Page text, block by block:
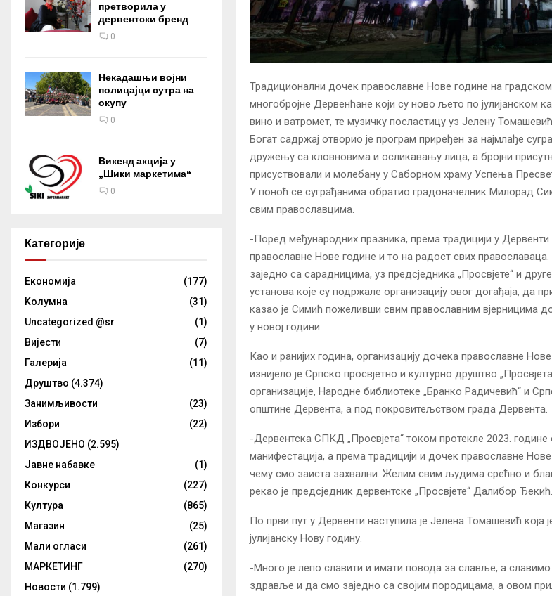
Традиционални дочек православне Нове године на градском
многобројне Дервенћане који су ново љето по јулијанском
вино и ватромет, те музичку посластицу уз Јелену
Богат садржај отворио је програм приређен за најмлађе
дружењу са кловновима и осликавању лица, а бројни
присуствовали и молебану у Саборном храму Успења
У поноћ се суграђанима обратио градоначелник Милорад
свим православцима.
-Поред међународних празника, према традицији у Дервенти
православне Нове године и то на радост свих
заједно са сарадницима, уз предсједника „Просвјете“ и
установа које су подржале организацију овог догађаја, да
казао је Симић пожеливши свим православним вјерницима
у новој години.
Као и ранијих година, организацију дочека православне
изнијело је Српско просвјетно и културно друштво
организације, Народне библиотеке „Бранко Радичевић“ и
општине Дервента, а под покровитељством града Дервента.
-Дервентска СПКД „Просвјета“ током протекле 2023. године
манифестација, а према традицији и дочек православне
чему смо заиста захвални. Желим свим људима срећно и
рекао је предсједник дервентске „Просвјете“ Далибор Ђекић.
По први пут у Дервенти наступила је Јелена Томашевић која
јулијанску Нову годину.
-Много је лепо славити и имати повода за славље, а
здравље и да смо заједно са својим породицама, а овом
претворила у
дервентски бренд
0
Некадашњи војни
полицајци сутра на
окупу
0
Викенд акција у
„Шики маркетима“
0
Категорије
Eкономија
(177)
Kолумнa
(31)
Uncategorized @sr
(1)
Вијести
(7)
Галерија
(11)
Друштво (4.374)
Занимљивости
(23)
Избори
(22)
ИЗДВОЈЕНО (2.595)
Јавне набавке
(1)
Конкурси
(227)
Култура
(865)
Магазин
(25)
Мали огласи
(261)
МАРКЕТИНГ
(270)
Новости (1.799)